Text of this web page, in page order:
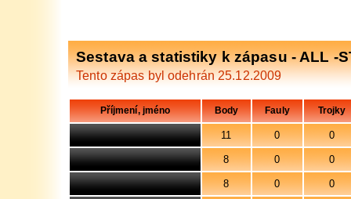
Sestava a statistiky k zápasu - ALL -
Tento zápas byl odehrán 25.12.2009
Příjmení, jméno Body Fauly Trojky
11 0 0
8 0 0
8 0 0